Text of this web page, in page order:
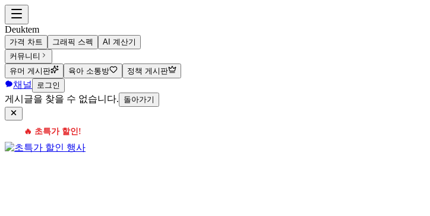
Deuktem
가격 차트 그래픽 스펙
AI 계산기
커뮤니티
유머 게시판
육아 소통방 정책 게시판
채널 로그인
게시글을 찾을 수 없습니다. 돌아가기
🔥 초특가 할인!